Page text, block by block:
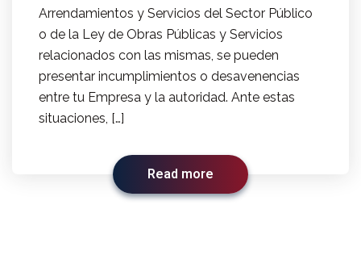
Arrendamientos y Servicios del Sector Público
o de la Ley de Obras Públicas y Servicios
relacionados con las mismas, se pueden
presentar incumplimientos o desavenencias
entre tu Empresa y la autoridad. Ante estas
situaciones, […]
Read more